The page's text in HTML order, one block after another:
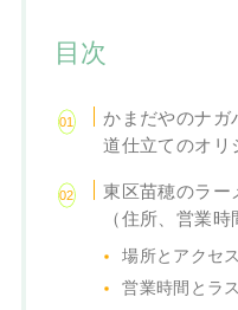
目次
かまだやのナガ
道仕立てのオリ
東区苗穂のラー
（住所、営業
場所とアクセス
営業時間とラ